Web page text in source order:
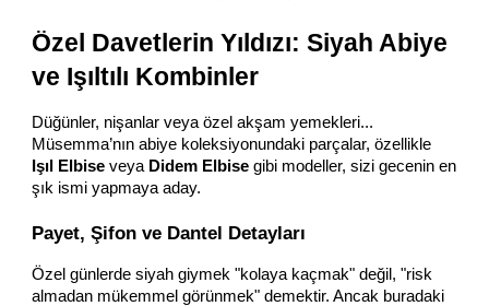
Özel Davetlerin Yıldızı: Siyah Abiye
ve Işıltılı Kombinler
Düğünler, nişanlar veya özel akşam yemekleri...
Işıl Elbise veya Didem Elbise gibi modeller, sizi gecenin en
şık ismi yapmaya aday.
Payet, Şifon ve Dantel Detayları
Özel günlerde siyah giymek "kolaya kaçmak" değil, "risk
almadan mükemmel görünmek" demektir. Ancak buradaki